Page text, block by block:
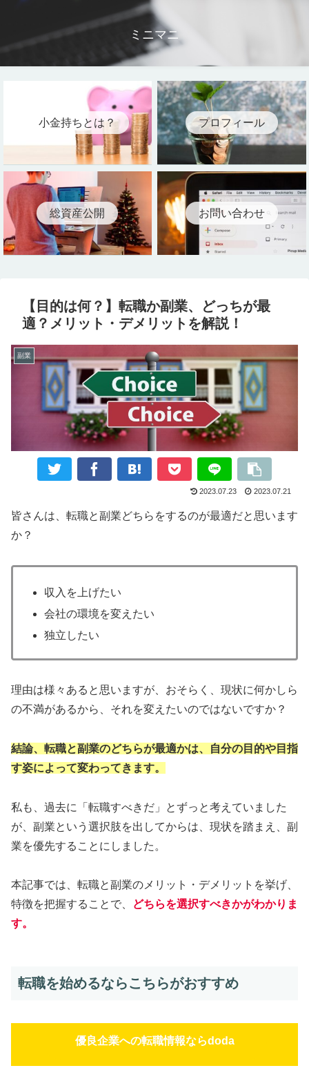
ミニマニ
小金持ちとは？ プロフィール
総資産公開 お問い合わせ
【目的は何？】転職か副業、どっちが最
適？メリット・デメリットを解説！
副業
2023.07.23 2023.07.21
皆さんは、転職と副業どちらをするのが最適だと思います
か？
収入を上げたい
会社の環境を変えたい
独立したい
理由は様々あると思いますが、おそらく、現状に何かしら
の不満があるから、それを変えたいのではないですか？
結論、転職と副業のどちらが最適かは、自分の目的や目指
す姿によって変わってきます。
私も、過去に「転職すべきだ」とずっと考えていました
が、副業という選択肢を出してからは、現状を踏まえ、副
業を優先することにしました。
本記事では、転職と副業のメリット・デメリットを挙げ、
特徴を把握することで、
どちらを選択すべきかがわかりま
す。
転職を始めるならこちらがおすすめ
優良企業への転職情報ならdoda